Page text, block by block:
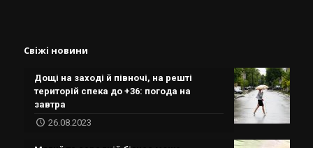
Свіжі новини
Дощі на заході й півночі, на решті
територій спека до +36: погода на
завтра
26.08.2023